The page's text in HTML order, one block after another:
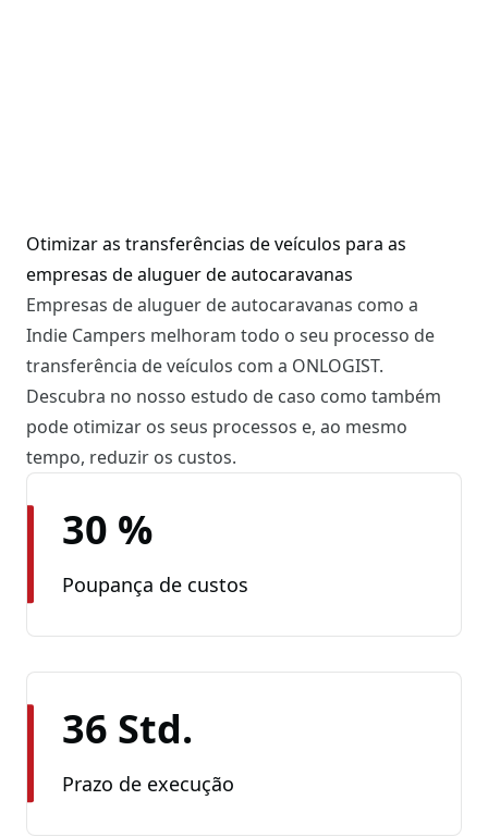
Otimizar as transferências de veículos para as
empresas de aluguer de autocaravanas
Empresas de aluguer de autocaravanas como a
Indie Campers melhoram todo o seu processo de
transferência de veículos com a ONLOGIST.
Descubra no nosso estudo de caso como também
pode otimizar os seus processos e, ao mesmo
tempo, reduzir os custos.
30 %
Poupança de custos
36 Std.
Prazo de execução